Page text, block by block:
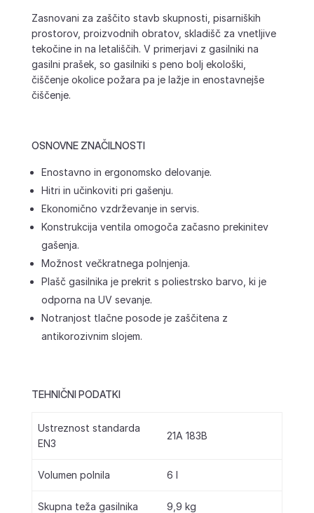
Zasnovani za zaščito stavb skupnosti, pisarniških
prostorov, proizvodnih obratov, skladišč za vnetljive
tekočine in na letališčih. V primerjavi z gasilniki na
gasilni prašek, so gasilniki s peno bolj ekološki,
čiščenje okolice požara pa je lažje in enostavnejše
čiščenje.
OSNOVNE ZNAČILNOSTI
Enostavno in ergonomsko delovanje.
Hitri in učinkoviti pri gašenju.
Ekonomično vzdrževanje in servis.
Konstrukcija ventila omogoča začasno prekinitev
gašenja.
Možnost večkratnega polnjenja.
Plašč gasilnika je prekrit s poliestrsko barvo, ki je
odporna na UV sevanje.
Notranjost tlačne posode je zaščitena z
antikorozivnim slojem.
TEHNIČNI PODATKI
Ustreznost standarda
EN3
21A 183B
Volumen polnila 6 l
Skupna teža gasilnika 9,9 kg